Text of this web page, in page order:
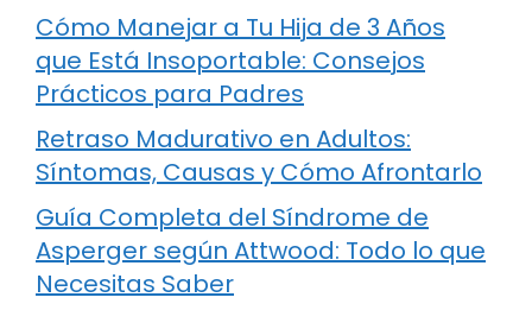
Cómo Manejar a Tu Hija de 3 Años
que Está Insoportable: Consejos
Prácticos para Padres
Retraso Madurativo en Adultos:
Síntomas, Causas y Cómo Afrontarlo
Guía Completa del Síndrome de
Asperger según Attwood: Todo lo que
Necesitas Saber